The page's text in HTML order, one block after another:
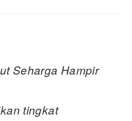
Seharga Hampir
tingkat